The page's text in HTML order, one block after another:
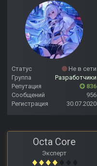
Статус
Не в сети
Группа
Разработчики
Репутация
836
Сообщений
956
Регистрация
30.07.2020
Octa Core
Эксперт